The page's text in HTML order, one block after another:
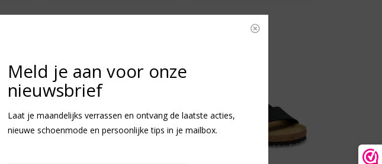
Meld je aan voor onze
nieuwsbrief
Laat je maandelijks verrassen en ontvang de laatste acties,
nieuwe schoenmode en persoonlijke tips in je mailbox.